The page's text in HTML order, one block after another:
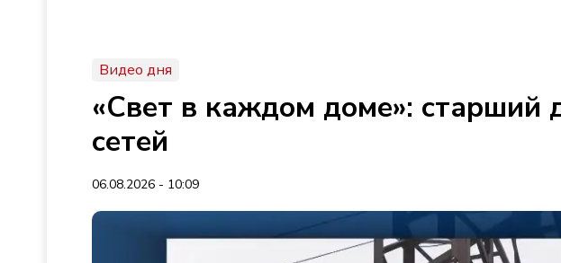
Видео дня
«Свет в каждом доме»: старший
сетей
06.08.2026 - 10:09